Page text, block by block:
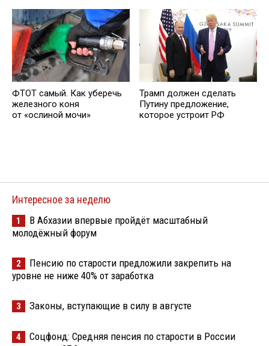
ФТОТ самый. Как уберечь
железного коня
от «ослиной мочи»
Трамп должен сделать
Путину предложение,
которое устроит РФ
Интересное за неделю
1
В Абхазии впервые пройдёт масштабный
молодёжный форум
2
Пенсию по старости предложили закрепить на
уровне не ниже 40% от заработка
3 Законы, вступающие в силу в августе
4
Соцфонд: Средняя пенсия по старости в России